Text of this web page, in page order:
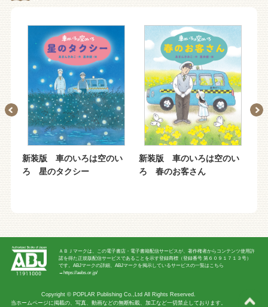
新装版 車のいろは空のい
ろ 星のタクシー
新装版 車のいろは空のい
ろ 春のお客さん
ＡＢＪマークは、この電子書店・電子書籍配信サービスが、著作権者からコンテンツ使用許
諾を得た正規版配信サービスであることを示す登録商標（登録番号 第６０９１７１３号）
です。ABJマークの詳細、ABJマークを掲示しているサービスの一覧はこちら
→ https://aebs.or.jp/
Copyright © POPLAR Publishing Co.,Ltd All Rights Reserved.
当ホームページに掲載の、写真、動画などの無断転載、加工など一切禁止しております。